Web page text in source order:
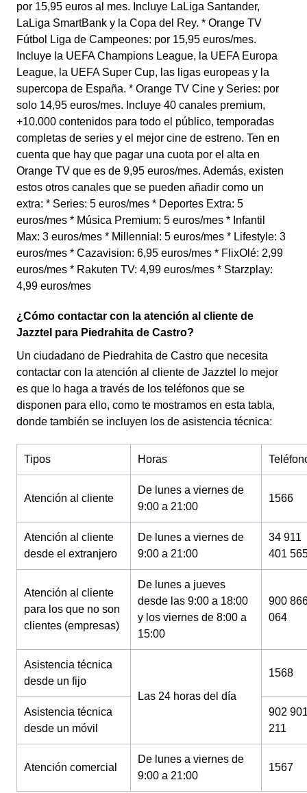
por 15,95 euros al mes. Incluye LaLiga Santander,
LaLiga SmartBank y la Copa del Rey. * Orange TV
Fútbol Liga de Campeones: por 15,95 euros/mes.
Incluye la UEFA Champions League, la UEFA Europa
League, la UEFA Super Cup, las ligas europeas y la
supercopa de España. * Orange TV Cine y Series: por
solo 14,95 euros/mes. Incluye 40 canales premium,
+10.000 contenidos para todo el público, temporadas
completas de series y el mejor cine de estreno. Ten en
cuenta que hay que pagar una cuota por el alta en
Orange TV que es de 9,95 euros/mes. Además, existen
estos otros canales que se pueden añadir como un
extra: * Series: 5 euros/mes * Deportes Extra: 5
euros/mes * Música Premium: 5 euros/mes * Infantil
Max: 3 euros/mes * Millennial: 5 euros/mes * Lifestyle: 3
euros/mes * Cazavision: 6,95 euros/mes * FlixOlé: 2,99
euros/mes * Rakuten TV: 4,99 euros/mes * Starzplay:
4,99 euros/mes
¿Cómo contactar con la atención al cliente de
Jazztel para Piedrahita de Castro?
Un ciudadano de Piedrahita de Castro que necesita
contactar con la atención al cliente de Jazztel lo mejor
es que lo haga a través de los teléfonos que se
disponen para ello, como te mostramos en esta tabla,
donde también se incluyen los de asistencia técnica:
Tipos Horas
Atención al cliente
De lunes a viernes de
9:00 a 21:00
1566
Atención al cliente
desde el extranjero
De lunes a viernes de
9:00 a 21:00
34 911
401
Atención al cliente
para los que no son
clientes (empresas)
De lunes a jueves
desde las 9:00 a 18:00
y los viernes de 8:00 a
15:00
900
064
Asistencia técnica
desde un fijo
Las 24 horas del día
1568
Asistencia técnica
desde un móvil
902
211
Atención comercial
De lunes a viernes de
9:00 a 21:00
1567